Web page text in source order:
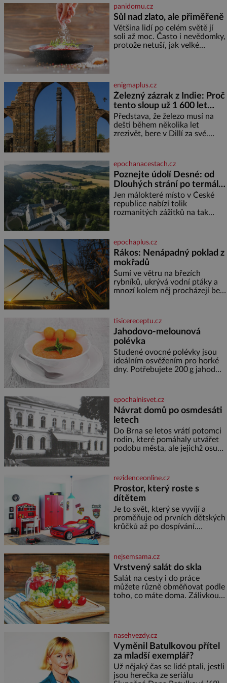
nejtěžších věcí na světě. Ale
každý, kdo s tím má nějaké
zkušenosti, se zapřísahá, že
pokud odpustíte, znatelně se
vám uleví. Když se ke mně
doneslo, že si manžel pořídil
panidomu.cz
Sůl nad zlato, ale přiměřeně
Většina lidí po celém světě jí
soli až moc. Často i nevědomky,
protože netuší, jak velké
sladkých. Sůl je zdravá Ale v
ani ne třetinovém množství, než
je pro většinu populace běžné.
Její základní složky– sodík a
chlór – jsou zásadní pro
správné hospodaření
enigmaplus.cz
Železný zázrak z Indie: Proč
tento sloup už 1 600 let
nezná rez?
Představa, že železo musí na
dešti během několika let
zrezivět, bere v Dillí za své.
železný sloup, který už přibližně
1 600 let odolává počasí
epochanacestach.cz
Poznejte údolí Desné: od
Dlouhých strání po termální
prameny
Jen málokteré místo v České
republice nabízí tolik
rozmanitých zážitků na tak
jediného dne můžete
nahlédnout do útrob jedné z
nejvýznamnějších vodních
elektráren v Evropě, vydat se na
horské hřebeny, projet se na
koloběžce a den zakončit
poznáváním památek ve
epochaplus.cz
Rákos: Nenápadný poklad z
mokřadů
Šumí ve větru na březích
rybníků, ukrývá vodní ptáky a
mnozí kolem něj procházejí bez
lodě, zapisovat první texty a
inspiroval řadu pověstí. Tato
skromná, ale užitečná rostlina
provází člověka už tisíce let.
Většina lidí vnímá rákos jen jako
obyčejnou kulisu letního
koupání. Stačí se však podívat
tisicereceptu.cz
Jahodovo-melounová
polévka
Studené ovocné polévky jsou
ideálním osvěžením pro horké
dny. Potřebujete 200 g jahod
cukru krystal 1 lžíci medu 200 g
zakysané sm
epochalnisvet.cz
Návrat domů po osmdesáti
letech
Do Brna se letos vrátí potomci
rodin, které pomáhaly utvářet
podobu města, ale jejichž osudy
Placzek, Löw-Beer, Fuhrmann,
Kohn a Stiassni se stanou
jednou z hlavních
dramaturgických linií festivalu
židovské kultury ŠTETL FEST
2026. Některé návraty nejsou
jednoduché. Místa, která si
rezidenceonline.cz
Prostor, který roste s
dítětem
Je to svět, který se vyvíjí a
proměňuje od prvních dětských
krůčků až po dospívání.
soustředění i odpočinek a
reaguje na každou etapu života
a specifické potřeby dítěte. Pro
nejmenší je klíčová
jednoduchost, měkkost a
bezpečí, proto by pokoj
nejsemsama.cz
Vrstvený salát do skla
Salát na cesty i do práce
můžete různě obměňovat podle
toho, co máte doma. Zálivkou
nebo jiného salátu (římský salát,
polníček…) ✿ 1 malá konzerva
kukuřice ✿ ½ okurky ✿ 2
rajčata Zálivka: ✿ 4 lžíce
olivového oleje ✿ 1 lžíci
nasehvezdy.cz
Vyměnil Batulkovou přítel
za mladší exemplář?
Už nějaký čas se lidé ptali, jestli
jsou herečka ze seriálu